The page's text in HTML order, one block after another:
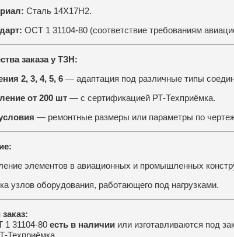
Сталь 14Х17Н2.
ОСТ 1 31104-80 (соответствие требованиям
заказа у ТЗН:
2, 3, 4, 5, 6 — адаптация под различные типы
от 200 шт — с сертификацией РТ-Техприёмка.
— ремонтные размеры или параметры по
элементов в авиационных и промышленных
узлов оборудования, работающего под нагрузками.
31104-80 есть в наличии или изготавливаются под
Техприёмка.